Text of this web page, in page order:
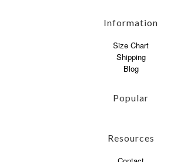
Information
Size Chart
Shipping
Blog
Popular
Resources